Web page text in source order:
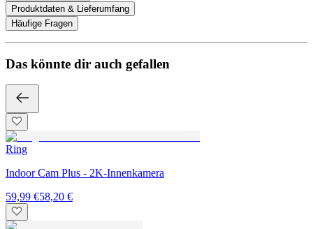
Produktdaten & Lieferumfang
Häufige Fragen
Das könnte dir auch gefallen
Ring
Indoor Cam Plus - 2K-Innenkamera
59,99 €58,20 €